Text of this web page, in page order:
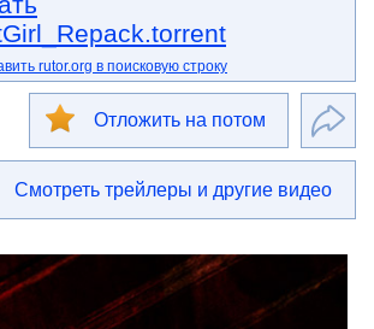
rutor.org в поисковую строку
Отложить на потом
Смотреть трейлеры и другие видео